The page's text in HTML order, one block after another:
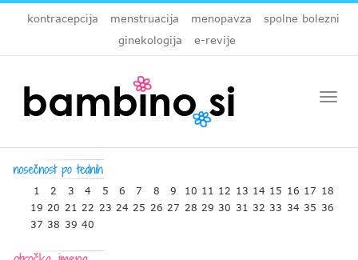
kontracepcija menstruacija menopavza
spolne bolezni
ginekologija
e-revije
1 2 3 4 5 6 7 8 9 10 11 12 13 14 15 16 17 18
19 20 21 22 23 24 25 26 27 28 29 30 31 32 33 34 35 36
37 38 39 40